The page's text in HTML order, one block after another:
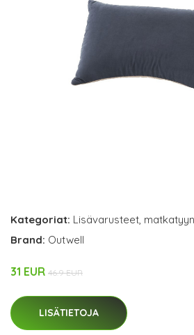
Kategoriat: Lisävarusteet,
Brand: Outwell
31 EUR 46.9 EUR
LISÄTIETOJA